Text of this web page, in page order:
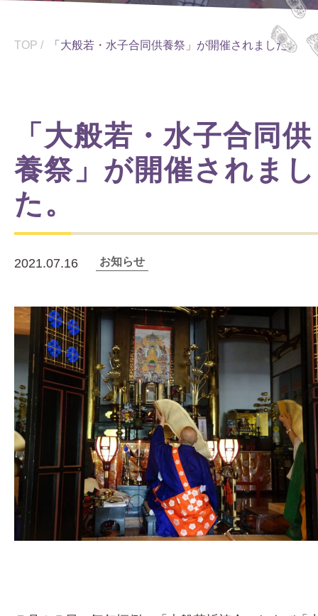
TOP / 「大般若・水子合同供養祭」が開催されました。
「大般若・水子合同供
養祭」が開催されまし
た。
2021.07.16 お知らせ